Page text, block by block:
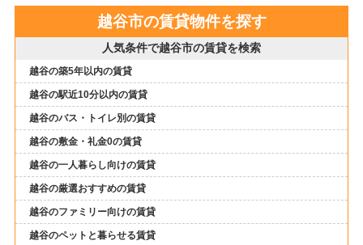
越谷市の賃貸物件を探す
人気条件で越谷市の賃貸を検索
越谷の築5年以内の賃貸
越谷の駅近10分以内の賃貸
越谷のバス・トイレ別の賃貸
越谷の敷金・礼金0の賃貸
越谷の一人暮らし向けの賃貸
越谷の厳選おすすめの賃貸
越谷のファミリー向けの賃貸
越谷のペットと暮らせる賃貸